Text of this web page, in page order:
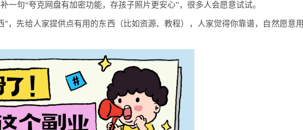
一句“夸克网盘有加密功能，存孩子照片更安心”，很多人会愿意试试。
”，先给人家提供点有用的东西（比如资源、教程），人家觉得你靠谱，自然愿意